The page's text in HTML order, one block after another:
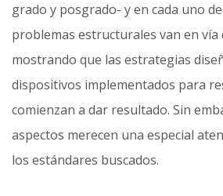
grado y posgrado- y en cada uno
problemas estructurales van en vía
mostrando que las estrategias
dispositivos implementados para
comienzan a dar resultado. Sin
aspectos merecen una especial
los estándares buscados.